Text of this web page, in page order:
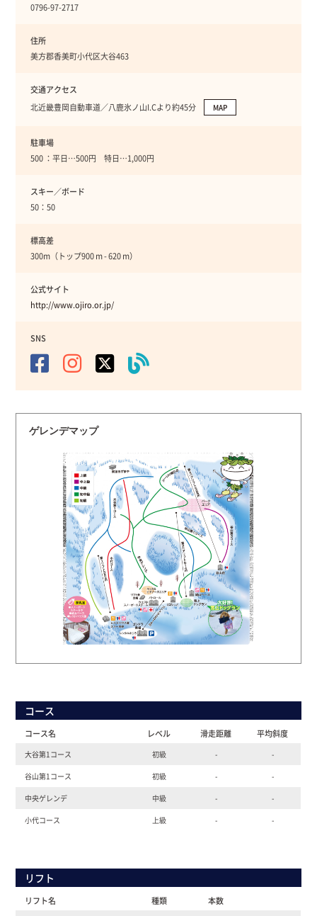
0796-97-2717
住所
美方郡香美町小代区大谷463
交通アクセス
北近畿豊岡自動車道／八鹿氷ノ山I.Cより約45分
MAP
駐車場
500 ：平日…500円 特日…1,000円
スキー／ボード
50：50
標高差
300m（トップ900 m - 620 m）
公式サイト
http://www.ojiro.or.jp/
SNS
ゲレンデマップ
コース
コース名 レベル 滑走距離 平均斜度
大谷第1コース 初級 - -
谷山第1コース 初級 - -
中央ゲレンデ 中級 - -
小代コース 上級 - -
リフト
リフト名 種類 本数